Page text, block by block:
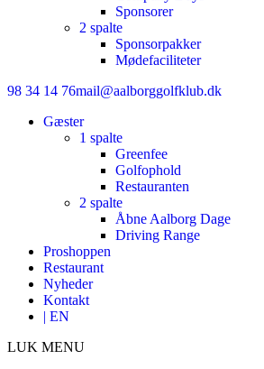
Sponsorer
2 spalte
Sponsorpakker
Mødefaciliteter
98 34 14 76mail@aalborggolfklub.dk
Gæster
1 spalte
Greenfee
Golfophold
Restauranten
2 spalte
Åbne Aalborg Dage
Driving Range
Proshoppen
Restaurant
Nyheder
Kontakt
| EN
LUK MENU